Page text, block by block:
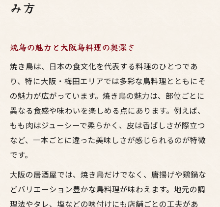
み方
焼鳥の魅力と大阪鳥料理の奥深さ
焼き鳥は、日本の食文化を代表する料理のひとつであ
り、特に大阪・梅田エリアでは多彩な鳥料理とともにそ
の魅力が広がっています。焼き鳥の魅力は、部位ごとに
異なる食感や味わいを楽しめる点にあります。例えば、
もも肉はジューシーで柔らかく、皮は香ばしさが際立つ
など、一本ごとに違った美味しさが感じられるのが特徴
です。
大阪の居酒屋では、焼き鳥だけでなく、唐揚げや鶏鍋な
どバリエーション豊かな鳥料理が味わえます。地元の調
理法やタレ、塩などの味付けにも店舗ごとの工夫があ